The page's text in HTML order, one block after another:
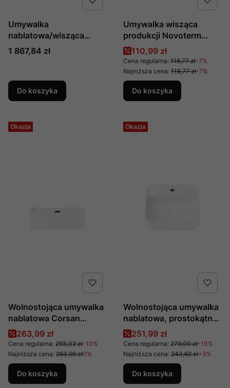
Umywalka
nablatowa/wisząca
TANTIUM I prod.
Marmorin nr kat. :
Cena
1 867,84 zł
Do koszyka
Umywalka wisząca
produkcji Novoterm
Kerra Sylvia 14
Cena promocyjna
110,99 zł
Cena regularna: 118,77 zł-7%
Najniższa cena: 118,77 zł-7%
Do koszyka
Okazja
Wolnostojąca umywalka
nablatowa Corsan
649957 prostokątna
biała 40 x 30 x 16 cm
Cena promocyjna
263,99 zł
Cena regularna: 293,02 zł-10%
Najniższa cena: 263,99 zł0%
Do koszyka
Okazja
Wolnostojąca umywalka
nablatowa, prostokątna
biała 39,5 x 39,5 x 14,5
cm z otworem na
baterię, nr kat. 649902 ,
producent Corsan
Cena promocyjna
251,99 zł
Cena regularna: 279,00 zł-10%
Najniższa cena: 243,62 zł+3%
Do koszyka